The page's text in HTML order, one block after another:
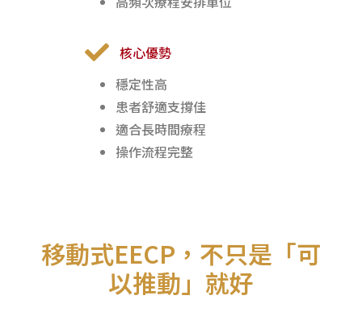
核心優勢
穩定性高
患者舒適支撐佳
適合長時間療程
操作流程完整
移動式EECP，不只是「可
以推動」就好